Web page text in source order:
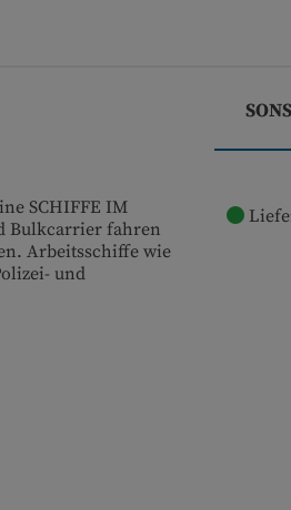
SCHIFFE IM
Bulkcarrier fahren
Arbeitsschiffe wie
und